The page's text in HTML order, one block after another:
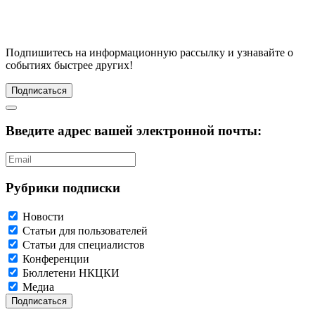
Подпишитесь на информационную рассылку и узнавайте о
событиях быстрее других!
Подписаться
Введите адрес вашей электронной почты:
Рубрики подписки
Новости
Статьи для пользователей
Статьи для специалистов
Конференции
Бюллетени НКЦКИ
Медиа